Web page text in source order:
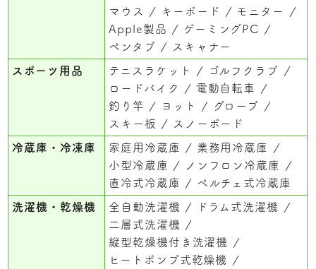
マウス
キーボード
モニター
Apple製品
ゲーミングPC
ペンタブ
スキャナー
スポーツ用品 テニスラケット
ゴルフクラブ
ロードバイク
電動自転車
釣り竿
ヨット
グローブ
スキー板
スノーボード
冷蔵庫・冷凍庫 家庭用冷蔵庫
業務用冷蔵庫
小型冷蔵庫
ノンフロン冷蔵庫
直冷式冷蔵庫
ペルチェ式冷蔵庫
洗濯機・乾燥機 全自動洗濯機
ドラム式洗濯機
二層式洗濯機
縦型乾燥機付き洗濯機
ヒートポンプ式乾燥機